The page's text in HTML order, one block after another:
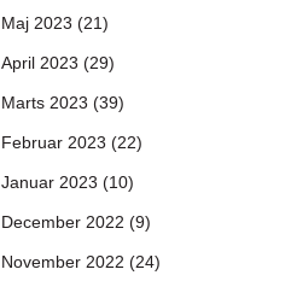
Maj 2023 (21)
April 2023 (29)
Marts 2023 (39)
Februar 2023 (22)
Januar 2023 (10)
December 2022 (9)
November 2022 (24)